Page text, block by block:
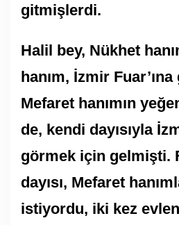
gitmişlerdi.
Halil bey, Nükhet
hanım, İzmir
Mefaret hanımın
de, kendi dayısıyla
görmek için gelmişti.
dayısı, Mefaret
istiyordu, iki kez